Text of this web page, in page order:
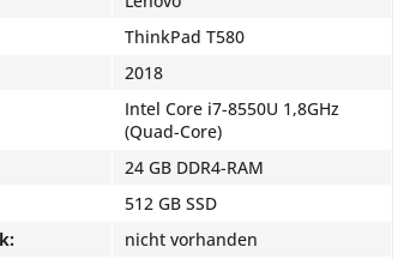
ThinkPad T580
2018
Intel Core i7-8550U 1,8GHz
(Quad-Core)
24 GB DDR4-RAM
512 GB SSD
nicht vorhanden